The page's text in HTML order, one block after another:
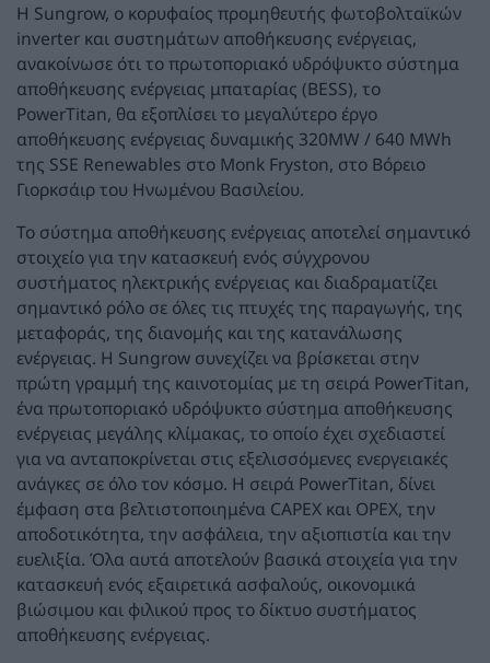
Η Sungrow, ο κορυφαίος προμηθευτής φωτοβολταϊκών
inverter και συστημάτων αποθήκευσης ενέργειας,
ανακοίνωσε ότι το πρωτοποριακό υδρόψυκτο σύστημα
αποθήκευσης ενέργειας μπαταρίας (BESS), το
PowerTitan, θα εξοπλίσει το μεγαλύτερο έργο
αποθήκευσης ενέργειας δυναμικής 320MW / 640 MWh
της SSE Renewables στο Monk Fryston, στο Βόρειο
Γιορκσάιρ του Ηνωμένου Βασιλείου.
Το σύστημα αποθήκευσης ενέργειας αποτελεί σημαντικό
στοιχείο για την κατασκευή ενός σύγχρονου
συστήματος ηλεκτρικής ενέργειας και διαδραματίζει
σημαντικό ρόλο σε όλες τις πτυχές της παραγωγής, της
μεταφοράς, της διανομής και της κατανάλωσης
ενέργειας. Η Sungrow συνεχίζει να βρίσκεται στην
πρώτη γραμμή της καινοτομίας με τη σειρά PowerTitan,
ένα πρωτοποριακό υδρόψυκτο σύστημα αποθήκευσης
ενέργειας μεγάλης κλίμακας, το οποίο έχει σχεδιαστεί
για να ανταποκρίνεται στις εξελισσόμενες ενεργειακές
ανάγκες σε όλο τον κόσμο. Η σειρά PowerTitan, δίνει
έμφαση στα βελτιστοποιημένα CAPEX και OPEX, την
αποδοτικότητα, την ασφάλεια, την αξιοπιστία και την
ευελιξία. Όλα αυτά αποτελούν βασικά στοιχεία για την
κατασκευή ενός εξαιρετικά ασφαλούς, οικονομικά
βιώσιμου και φιλικού προς το δίκτυο συστήματος
αποθήκευσης ενέργειας.